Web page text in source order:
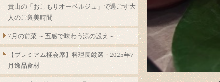
貴山の「おこもりオーベルジュ」で過ごす大
人のご褒美時間
7月の前菜 ～五感で味わう涼の設え～
【プレミアム極会席】料理長厳選・2025年7
月逸品食材